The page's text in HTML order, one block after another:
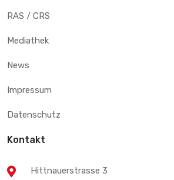
RAS / CRS
Mediathek
News
Impressum
Datenschutz
Kontakt
Hittnauerstrasse 3